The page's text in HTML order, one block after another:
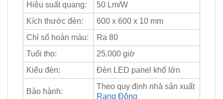
Hiệu suất quang:
50 Lm/W
Kích thước đèn:
600 x 600 x 10 mm
Chỉ số hoàn màu:
Ra 80
Tuổi thọ:
25.000 giờ
Kiểu đèn:
Đèn LED panel khổ lớn
Bảo hành:
Theo quy định nhà sản xuất
Rạng Đông